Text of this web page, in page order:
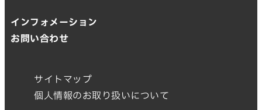
インフォメーション
お問い合わせ
サイトマップ
個人情報のお取り扱いについて